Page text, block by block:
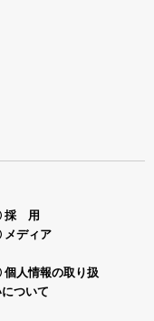
採 用
メディア
個人情報の取り扱
について